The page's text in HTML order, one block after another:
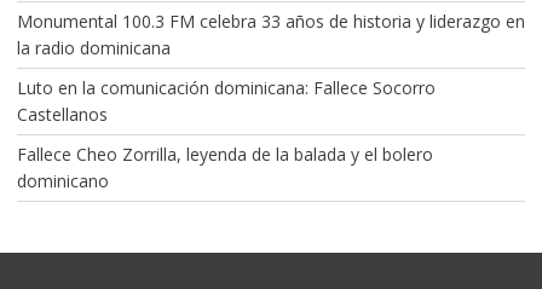
Monumental 100.3 FM celebra 33 años de historia y liderazgo en
la radio dominicana
Luto en la comunicación dominicana: Fallece Socorro
Castellanos
Fallece Cheo Zorrilla, leyenda de la balada y el bolero
dominicano